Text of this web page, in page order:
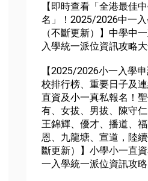
【即時查看「全港最佳
名」！2025/2026中一入
（不斷更新）】中學中
入學統一派位資訊攻略
【2025/2026小一入學
校排行榜、重要日子及
直資及小一真私報名！
有、女拔、男拔、陳守仁
王錦輝、優才、播道、
恩、九龍塘、宣道，陸
斷更新）】小學小一直
一入學統一派位資訊攻略